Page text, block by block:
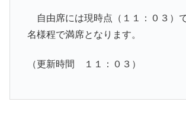
自由席には現時点（１１：０３）
名様程で満席となります。
（更新時間 １１：０３）